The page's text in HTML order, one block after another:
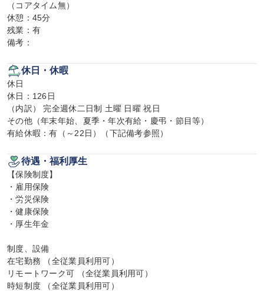
（コアタイム無）
休憩：45分
残業：有
備考：
休日・休暇
休日
休日：126日
（内訳） 完全週休二日制 土曜 日曜 祝日
その他（年末年始、夏季・年次有給・慶弔・節目等）
有給休暇：有（～22日）（下記備考参照）
待遇・福利厚生
【保険制度】
・雇用保険
・労災保険
・健康保険
・厚生年金
制度、設備
在宅勤務 （全従業員利用可）
リモートワーク可 （全従業員利用可）
時短制度 （全従業員利用可）